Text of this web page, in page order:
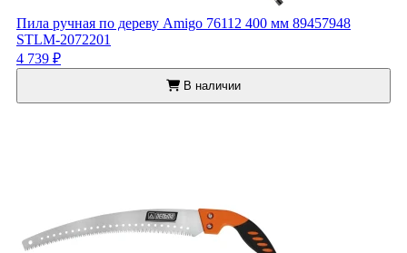
Пила ручная по дереву Amigo 76112 400 мм 89457948
STLM-2072201
4 739 ₽
В наличии